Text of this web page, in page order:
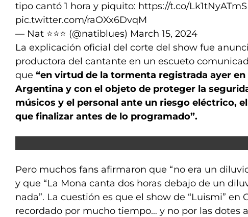
tipo cantó 1 hora y piquito: https://t.co/Lk1tNyATmS
pic.twitter.com/raOXx6DvqM
— Nat ⭐⭐⭐ (@natiblues) March 15, 2024
La explicación oficial del corte del show fue
productora del cantante en un escueto
que “en virtud de la tormenta registrada ayer en
Argentina y con el objeto de proteger la
músicos y el personal ante un riesgo eléctrico,
que finalizar antes de lo programado”.
Pero muchos fans afirmaron que “no era un
y que “La Mona canta dos horas debajo de un
nada”. La cuestión es que el show de “Luismi” en
recordado por mucho tiempo… y no por las dotes